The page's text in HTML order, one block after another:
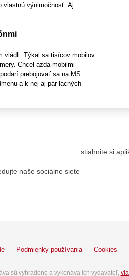
vlastnú výnimočnosť. Aj
vládli. Týkal sa tisícov mobilov.
Chcel azda mobilmi
prebojovať sa na MS.
a k nej aj pár lacných
naše sociálne siete
stiahnite si
Podmienky používania Cookies
sú vyhradené a vykonáva ich vydavateľ,